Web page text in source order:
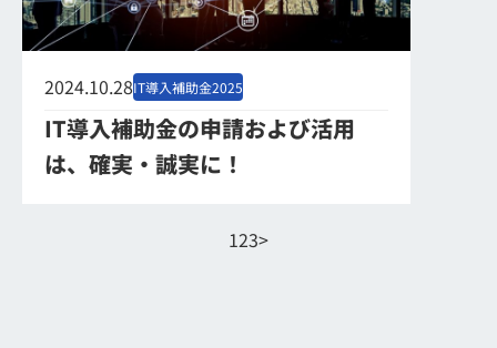
2024.10.28IT導入補助金2025
IT導入補助金の申請および活用
は、確実・誠実に！
123>